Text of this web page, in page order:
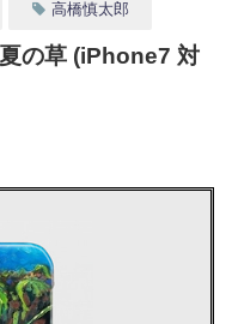
高橋慎太郎
の草 (iPhone7 対